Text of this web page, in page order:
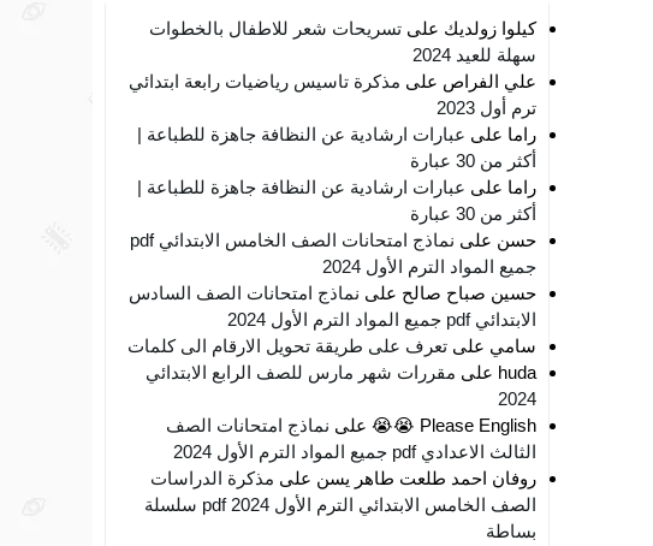
كيلوا زولديك على تسريحات شعر للاطفال بالخطوات
سهلة للعيد 2024
علي الفراص على مذكرة تاسيس رياضيات رابعة ابتدائي
ترم أول 2023
راما على عبارات ارشادية عن النظافة جاهزة للطباعة |
أكثر من 30 عبارة
راما على عبارات ارشادية عن النظافة جاهزة للطباعة |
أكثر من 30 عبارة
حسن على
نماذج امتحانات الصف الخامس الابتدائي pdf
جميع المواد الترم الأول 2024
حسين صباح صالح على نماذج امتحانات الصف السادس
الابتدائي pdf جميع المواد الترم الأول 2024
سامي على تعرف على طريقة تحويل الارقام الى كلمات
huda على مقررات شهر مارس للصف الرابع الابتدائي
2024
Please English 😭😭
على نماذج امتحانات الصف
الثالث الاعدادي pdf جميع المواد الترم الأول 2024
روفان احمد طلعت طاهر يسن على مذكرة الدراسات
الصف الخامس الابتدائي الترم الأول 2024 pdf سلسلة
بساطة